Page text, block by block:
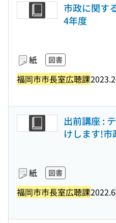
市政に関す
4年度
紙 図書
福岡市市長室広聴課2023.2
出前講座 :
けします!市
紙 図書
福岡市市長室広聴課2022.6